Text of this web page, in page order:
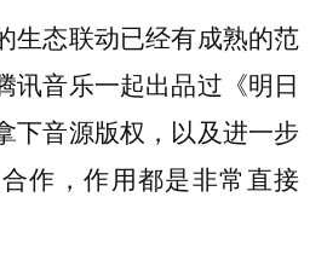
生态联动已经有成熟的范
讯音乐一起出品过《明日
下音源版权，以及进一步
作，作用都是非常直接